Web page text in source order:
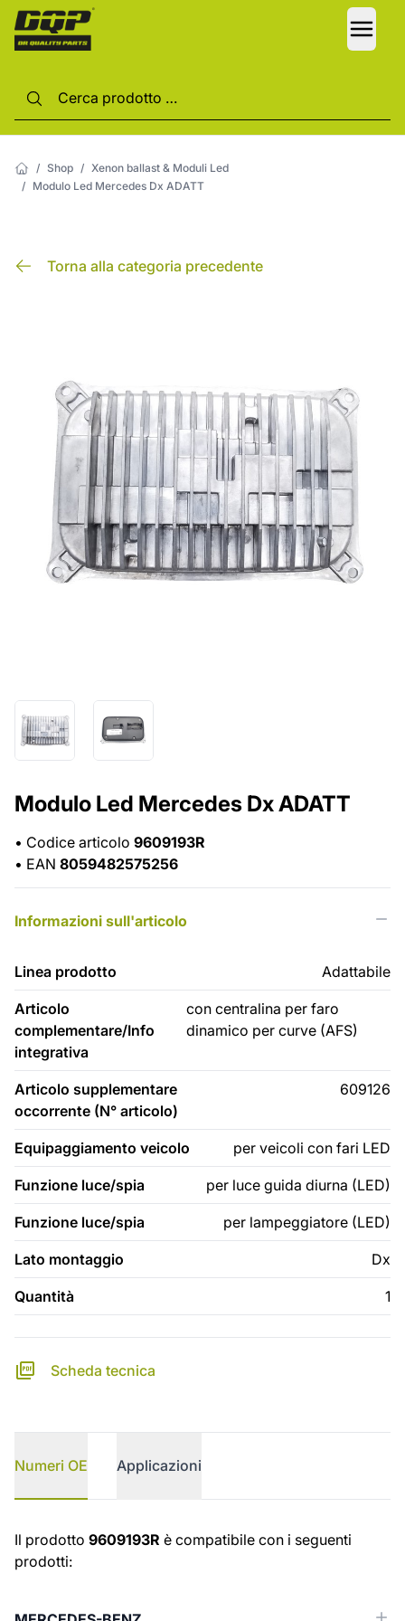
/ Shop / Xenon ballast & Moduli Led
/ Modulo Led Mercedes Dx ADATT
Torna alla categoria precedente
Modulo Led Mercedes Dx ADATT
• Codice articolo 9609193R
• EAN 8059482575256
Informazioni sull'articolo
Linea prodotto Adattabile
Articolo
complementare/Info
integrativa
con centralina per faro
dinamico per curve (AFS)
Articolo supplementare
occorrente (N° articolo)
609126
Equipaggiamento veicolo per veicoli con fari LED
Funzione luce/spia per luce guida diurna (LED)
Funzione luce/spia per lampeggiatore (LED)
Lato montaggio Dx
Quantità 1
Scheda tecnica
Numeri OE Applicazioni
Numeri OE
Il prodotto 9609193R è compatibile con i seguenti
prodotti: